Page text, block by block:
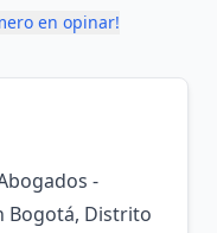
en opinar!
-
Bogotá, Distrito